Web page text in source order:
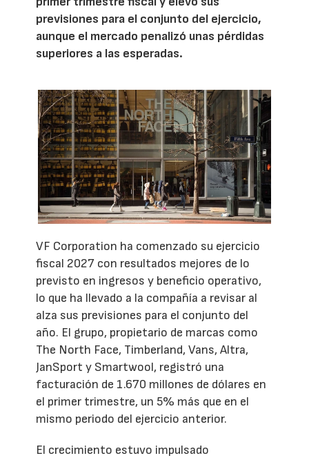
previsiones para el conjunto del ejercicio,
aunque el mercado penalizó unas pérdidas
superiores a las esperadas.
VF Corporation ha comenzado su ejercicio
fiscal 2027 con resultados mejores de lo
previsto en ingresos y beneficio operativo,
lo que ha llevado a la compañía a revisar al
alza sus previsiones para el conjunto del
año. El grupo, propietario de marcas como
The North Face, Timberland, Vans, Altra,
JanSport y Smartwool, registró una
facturación de 1.670 millones de dólares en
el primer trimestre, un 5% más que en el
mismo periodo del ejercicio anterior.
El crecimiento estuvo impulsado